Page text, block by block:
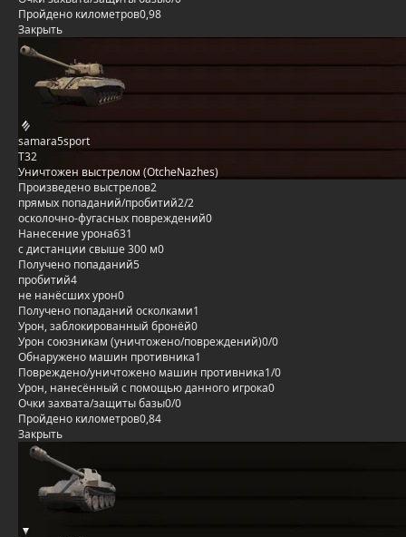
Пройдено километров0,98
Закрыть
samara5sport
T32
Уничтожен выстрелом (OtcheNazhes)
Произведено выстрелов2
прямых попаданий/пробитий2/2
осколочно-фугасных повреждений0
Нанесение урона631
с дистанции свыше 300 м0
Получено попаданий5
пробитий4
не нанёсших урон0
Получено попаданий осколками1
Урон, заблокированный бронёй0
Урон союзникам (уничтожено/повреждений)0/0
Обнаружено машин противника1
Повреждено/уничтожено машин противника1/0
Урон, нанесённый с помощью данного игрока0
Очки захвата/защиты базы0/0
Пройдено километров0,84
Закрыть